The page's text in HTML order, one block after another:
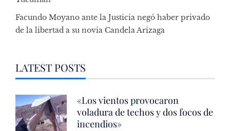
Facundo Moyano ante la Justicia negó haber privado
de la libertad a su novia Candela Arizaga
LATEST POSTS
«Los vientos provocaron
voladura de techos y dos focos de
incendios»